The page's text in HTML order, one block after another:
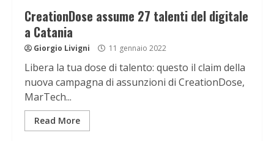
CreationDose assume 27 talenti del digitale
a Catania
Giorgio Livigni 11 gennaio 2022
Libera la tua dose di talento: questo il claim della
nuova campagna di assunzioni di CreationDose,
MarTech...
Read More